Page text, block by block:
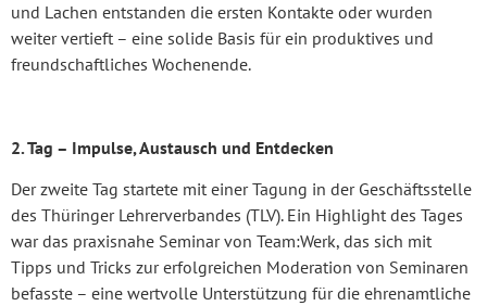
und Lachen entstanden die ersten Kontakte oder wurden
weiter vertieft – eine solide Basis für ein produktives und
freundschaftliches Wochenende.
2. Tag – Impulse, Austausch und Entdecken
Der zweite Tag startete mit einer Tagung in der Geschäftsstelle
des Thüringer Lehrerverbandes (TLV). Ein Highlight des Tages
war das praxisnahe Seminar von Team:Werk, das sich mit
Tipps und Tricks zur erfolgreichen Moderation von Seminaren
befasste – eine wertvolle Unterstützung für die ehrenamtliche